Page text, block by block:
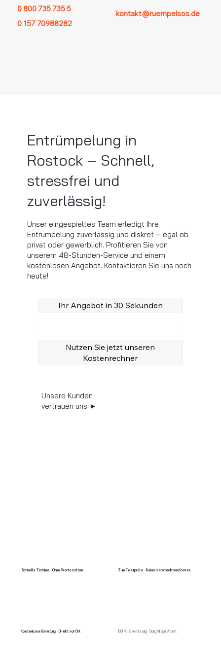
0 800 735 735 5
0 157 70988282
kontakt@ruempelsos.de
Entrümpelung in
Rostock – Schnell,
stressfrei und
zuverlässig!
Unser eingespieltes Team erledigt Ihre
Entrümpelung zuverlässig und diskret – egal ob
privat oder gewerblich. Profitieren Sie von
unserem 48-Stunden-Service und einem
kostenlosen Angebot. Kontaktieren Sie uns noch
heute!
Ihr Angebot in 30 Sekunden
Nutzen Sie jetzt unseren
Kostenrechner
Unsere Kunden
vertrauen uns ►
Schnelle Termine · Ohne Wartezeiten Zum Festpreis · Keine versteckten Kosten
Kostenlose Beratung · Direkt vor Ort 100 % Zuverlässig · Sorgfältige Arbeit